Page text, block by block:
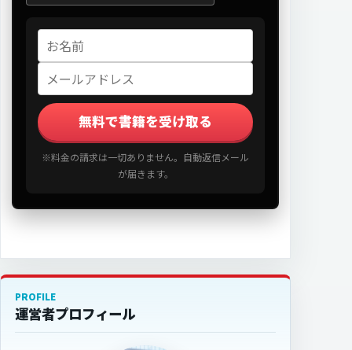
無料で書籍を受け取る
※料金の請求は一切ありません。自動返信メール
が届きます。
PROFILE
運営者プロフィール